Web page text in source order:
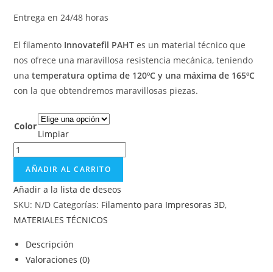
Entrega en 24/48 horas
El filamento Innovatefil PAHT es un material técnico que
nos ofrece una maravillosa resistencia mecánica, teniendo
una temperatura optima de 120ºC y una máxima de 165ºC
con la que obtendremos maravillosas piezas.
Color
Limpiar
AÑADIR AL CARRITO
Añadir a la lista de deseos
SKU: N/D Categorías: Filamento para Impresoras 3D,
MATERIALES TÉCNICOS
Descripción
Valoraciones (0)